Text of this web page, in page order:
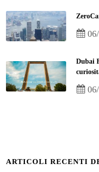
Dubai
ARTICOLI RECENTI